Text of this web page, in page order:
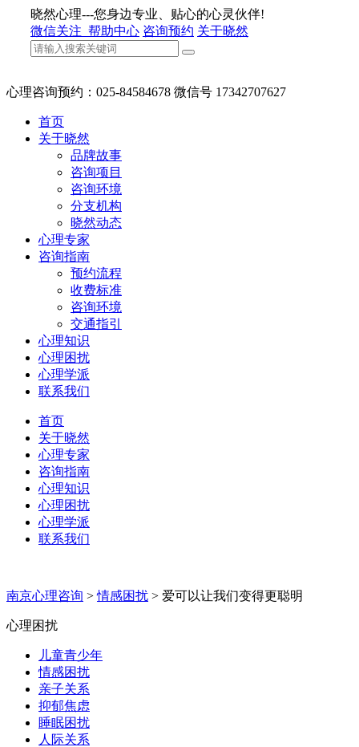
晓然心理---您身边专业、贴心的心灵伙伴!
微信关注 帮助中心 咨询预约 关于晓然
心理咨询预约：025-84584678 微信号 17342707627
首页
关于晓然
品牌故事
咨询项目
咨询环境
分支机构
晓然动态
心理专家
咨询指南
预约流程
收费标准
咨询环境
交通指引
心理知识
心理困扰
心理学派
联系我们
首页
关于晓然
心理专家
咨询指南
心理知识
心理困扰
心理学派
联系我们
南京心理咨询 > 情感困扰 > 爱可以让我们变得更聪明
心理困扰
儿童青少年
情感困扰
亲子关系
抑郁焦虑
睡眠困扰
人际关系